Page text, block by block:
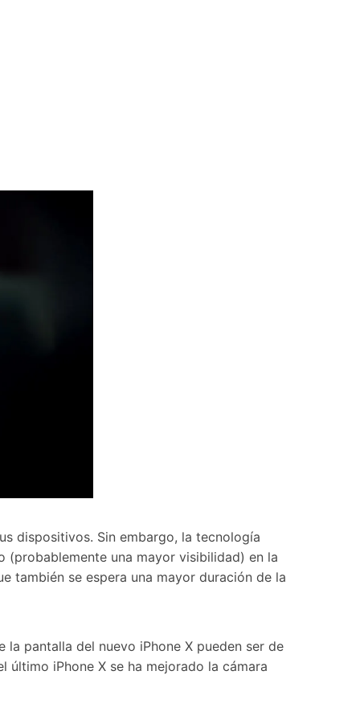
dispositivos. Sin embargo, la tecnología
(probablemente una mayor visibilidad) en la
también se espera una mayor duración de la
pantalla del nuevo iPhone X pueden ser de
último iPhone X se ha mejorado la cámara